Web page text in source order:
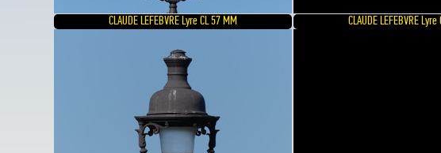
CLAUDE LEFEBVRE Lyre CL 57 MM CLAUDE LEFEBVRE Lyre